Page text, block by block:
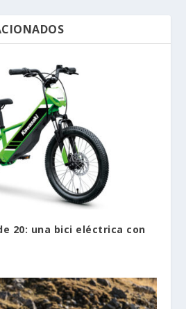
20: una bici eléctrica con